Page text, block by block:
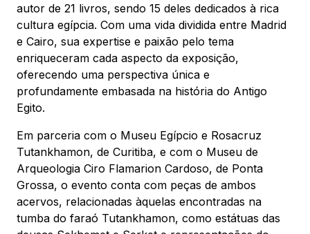
autor de 21 livros, sendo 15 deles dedicados à rica
cultura egípcia. Com uma vida dividida entre Madrid
e Cairo, sua expertise e paixão pelo tema
enriqueceram cada aspecto da exposição,
oferecendo uma perspectiva única e
profundamente embasada na história do Antigo
Egito.
Em parceria com o Museu Egípcio e Rosacruz
Tutankhamon, de Curitiba, e com o Museu de
Arqueologia Ciro Flamarion Cardoso, de Ponta
Grossa, o evento conta com peças de ambos
acervos, relacionadas àquelas encontradas na
tumba do faraó Tutankhamon, como estátuas das